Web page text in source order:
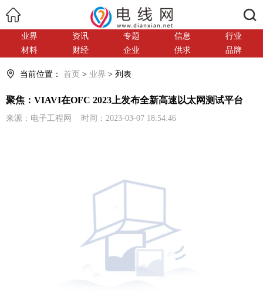
业界 资讯 专题 信息
行业
材料
财经 企业 供求 品牌
当前位置： 首页 > 业界 > 列表
聚焦：VIAVI在OFC 2023上发布全新高速以太网测试平台
来源：电子工程网 时间：2023-03-07 18:54:46